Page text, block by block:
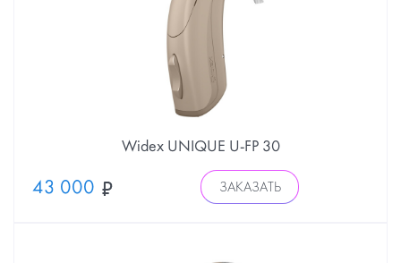
Widex UNIQUE U-FP 30
43 000 ЗАКАЗАТЬ